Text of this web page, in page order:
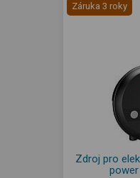
Záruka 3 roky
Zdroj pro
power